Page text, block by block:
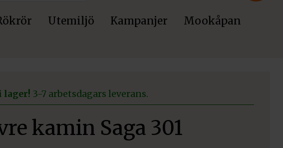
Utemiljö Kampanjer
Mookåpan
lager! 3-7 arbetsdagars leverans.
kamin Saga 301